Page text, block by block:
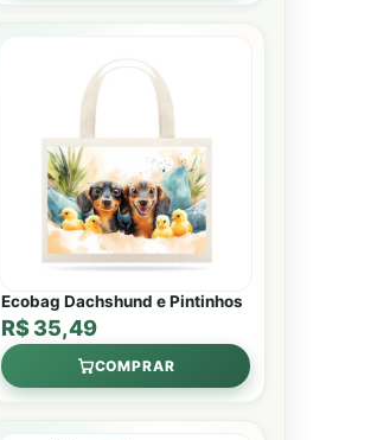
Ecobag Dachshund e Pintinhos
R$ 35,49
COMPRAR